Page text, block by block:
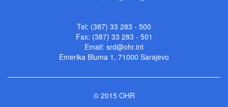
Tel: (387) 33 283 - 500
Fax: (387) 33 283 - 501
Email: srd@ohr.int
Emerika Bluma 1, 71000 Sarajevo
© 2015 OHR